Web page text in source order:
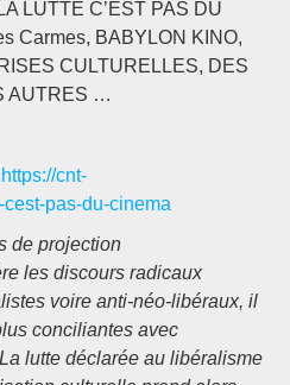
LUTTE C’EST PAS DU
Carmes, BABYLON KINO,
CULTURELLES, DES
AUTRES …
https://cnt-
pas-du-cinema
de projection
les discours radicaux
voire anti-néo-libéraux, il
conciliantes avec
lutte déclarée au libéralisme